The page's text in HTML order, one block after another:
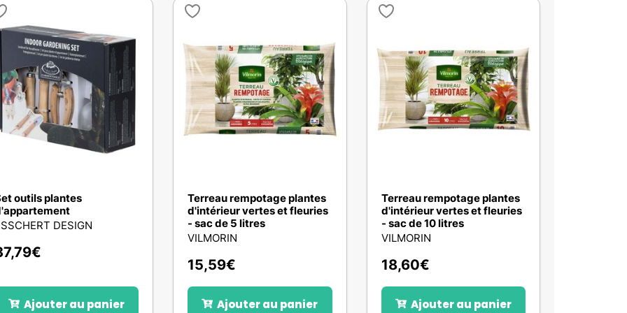
outils plantes
DESIGN
€
Ajouter au panier
Terreau rempotage plantes
d'intérieur vertes et fleuries
- sac de 5 litres
VILMORIN
15,59€
Ajouter au panier
Terreau rempotage plantes
d'intérieur vertes et fleuries
- sac de 10 litres
VILMORIN
18,60€
Ajouter au panier